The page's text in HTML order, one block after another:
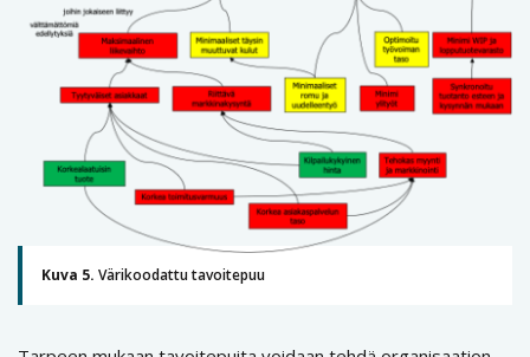
Kuva 5. Värikoodattu tavoitepuu